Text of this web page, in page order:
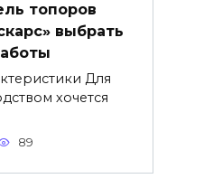
топоров
выбрать
Для
хочется
89